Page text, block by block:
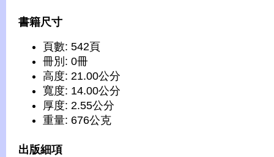
書籍尺寸
頁數: 542頁
冊別: 0冊
高度: 21.00公分
寬度: 14.00公分
厚度: 2.55公分
重量: 676公克
出版細項